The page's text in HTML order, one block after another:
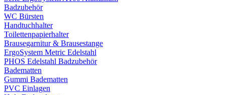
Badzubehör
WC Bürsten
Handtuchhalter
Toilettenpapierhalter
Brausegarnitur & Brausestange
ErgoSystem Metric Edelstahl
PHOS Edelstahl Badzubehör
Badematten
Gummi Badematten
PVC Einlagen